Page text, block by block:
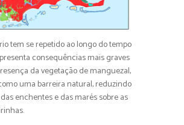
tem se repetido ao longo do tempo
consequências mais graves
da vegetação de manguezal,
uma barreira natural, reduzindo
enchentes e das marés sobre as